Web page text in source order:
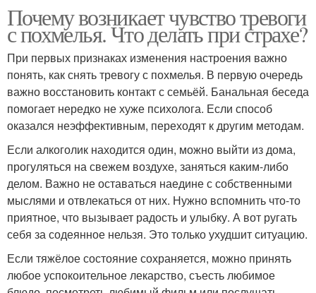
Почему возникает чувство тревоги
с похмелья. Что делать при страхе?
При первых признаках изменения настроения важно
понять, как снять тревогу с похмелья. В первую очередь
важно восстановить контакт с семьёй. Банальная беседа
помогает нередко не хуже психолога. Если способ
оказался неэффективным, переходят к другим методам.
Если алкоголик находится один, можно выйти из дома,
прогуляться на свежем воздухе, заняться каким-либо
делом. Важно не оставаться наедине с собственными
мыслями и отвлекаться от них. Нужно вспомнить что-то
приятное, что вызывает радость и улыбку. А вот ругать
себя за содеянное нельзя. Это только ухудшит ситуацию.
Если тяжёлое состояние сохраняется, можно принять
любое успокоительное лекарство, съесть любимое